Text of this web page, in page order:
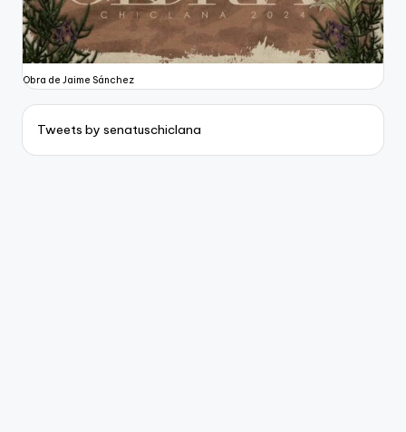
Obra de Jaime Sánchez
Tweets by senatuschiclana